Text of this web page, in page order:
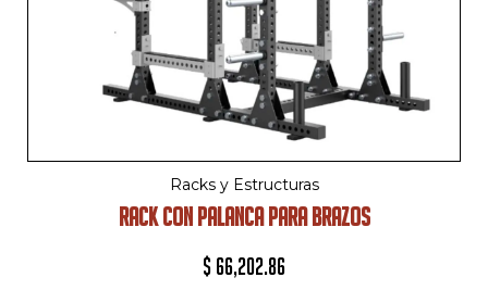
Racks y Estructuras
RACK CON PALANCA PARA BRAZOS
$ 66,202.86